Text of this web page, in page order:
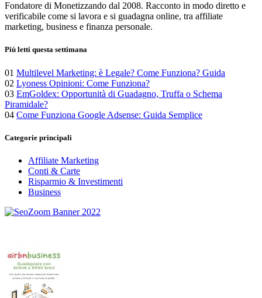
Fondatore di Monetizzando dal 2008. Racconto in modo diretto e
verificabile come si lavora e si guadagna online, tra affiliate
marketing, business e finanza personale.
Più letti questa settimana
01 Multilevel Marketing: è Legale? Come Funziona? Guida
02 Lyoness Opinioni: Come Funziona?
03 EmGoldex: Opportunità di Guadagno, Truffa o Schema
Piramidale?
04 Come Funziona Google Adsense: Guida Semplice
Categorie principali
Affiliate Marketing
Conti & Carte
Risparmio & Investimenti
Business